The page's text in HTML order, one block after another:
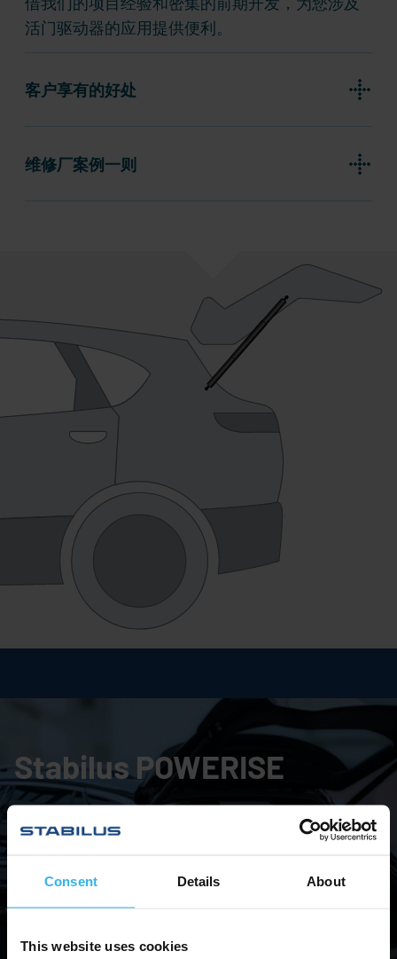
Consent Details About
This website uses cookies
活门驱动器的应用提供便利。
客户享有的好处
维修厂案例一则
StabilusPOWERISE
在Stabilus 品牌网站上了解有关
POWERISE
和我们全面的机电执行器产品组合的更多信息。